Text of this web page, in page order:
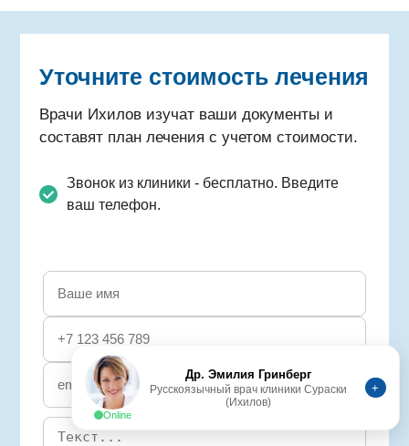
Уточните стоимость лечения
Врачи Ихилов изучат ваши документы и
составят план лечения с учетом стоимости.
Звонок из клиники - бесплатно. Введите
ваш телефон.
Online
Др. Эмилия Гринберг
Русскоязычный врач клиники Сураски
(Ихилов)
+